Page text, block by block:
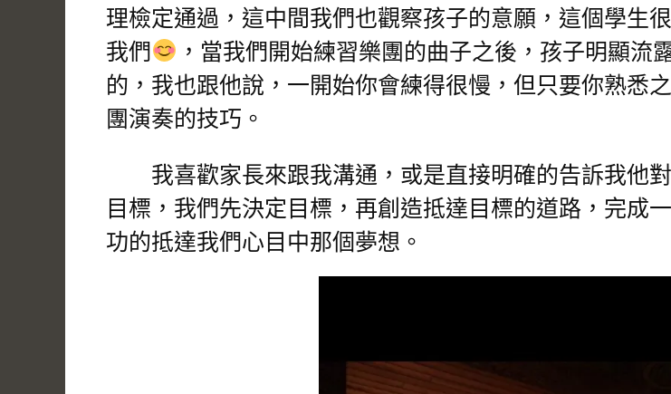
理檢定通過，這中間我們也觀察孩子的意願，這個學生
我們
，當我們開始練習樂團的曲子之後，孩子明顯
的，我也跟他說，一開始你會練得很慢，但只要你熟悉
團演奏的技巧。
我喜歡家長來跟我溝通，或是直接明確的告訴我他
目標，我們先決定目標，再創造抵達目標的道路，完成
功的抵達我們心目中那個夢想。